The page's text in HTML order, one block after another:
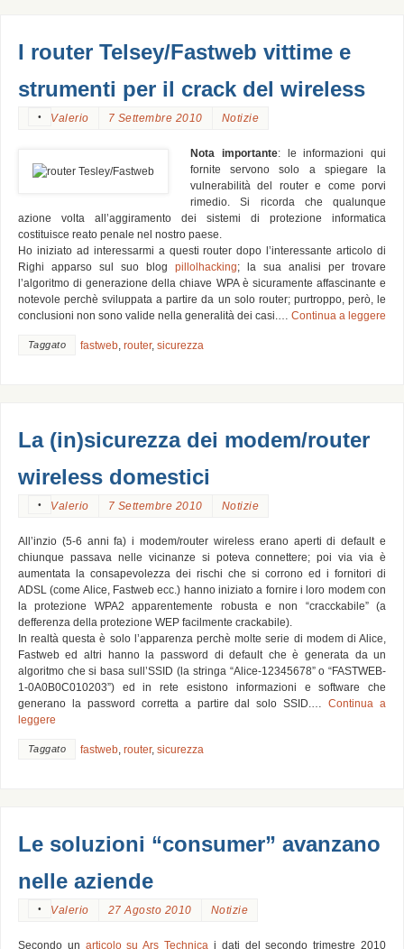
I router Telsey/Fastweb vittime e
strumenti per il crack del wireless
Valerio
• 7 Settembre 2010 Notizie
Nota importante: le informazioni qui
fornite servono solo a spiegare la
vulnerabilità del router e come porvi
rimedio. Si ricorda che qualunque
azione volta all’aggiramento dei sistemi di protezione informatica
costituisce reato penale nel nostro paese.
Ho iniziato ad interessarmi a questi router dopo l’interessante articolo di
Righi apparso sul suo blog pillolhacking; la sua analisi per trovare
l’algoritmo di generazione della chiave WPA è sicuramente affascinante e
notevole perchè sviluppata a partire da un solo router; purtroppo, però, le
conclusioni non sono valide nella generalità dei casi.… Continua a leggere
Taggato fastweb,router,sicurezza
La (in)sicurezza dei modem/router
wireless domestici
Valerio
• 7 Settembre 2010 Notizie
All’inzio (5-6 anni fa) i modem/router wireless erano aperti di default e
chiunque passava nelle vicinanze si poteva connettere; poi via via è
aumentata la consapevolezza dei rischi che si corrono ed i fornitori di
ADSL (come Alice, Fastweb ecc.) hanno iniziato a fornire i loro modem con
la protezione WPA2 apparentemente robusta e non “cracckabile” (a
defferenza della protezione WEP facilmente crackabile).
In realtà questa è solo l’apparenza perchè molte serie di modem di Alice,
Fastweb ed altri hanno la password di default che è generata da un
algoritmo che si basa sull’SSID (la stringa “Alice-12345678” o “FASTWEB-
1-0A0B0C010203”) ed in rete esistono informazioni e software che
generano la password corretta a partire dal solo SSID.…Continua a
leggere
Taggato fastweb,router,sicurezza
Le soluzioni “consumer” avanzano
nelle aziende
Valerio
• 27 Agosto 2010 Notizie
Secondo un articolo su Ars Technica i dati del secondo trimestre 2010